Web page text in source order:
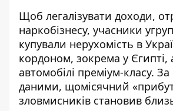
Щоб легалізувати доходи,
наркобізнесу, учасники
купували нерухомість в
кордоном, зокрема у Єгипті,
автомобілі преміум-класу.
даними, щомісячний
зловмисників становив